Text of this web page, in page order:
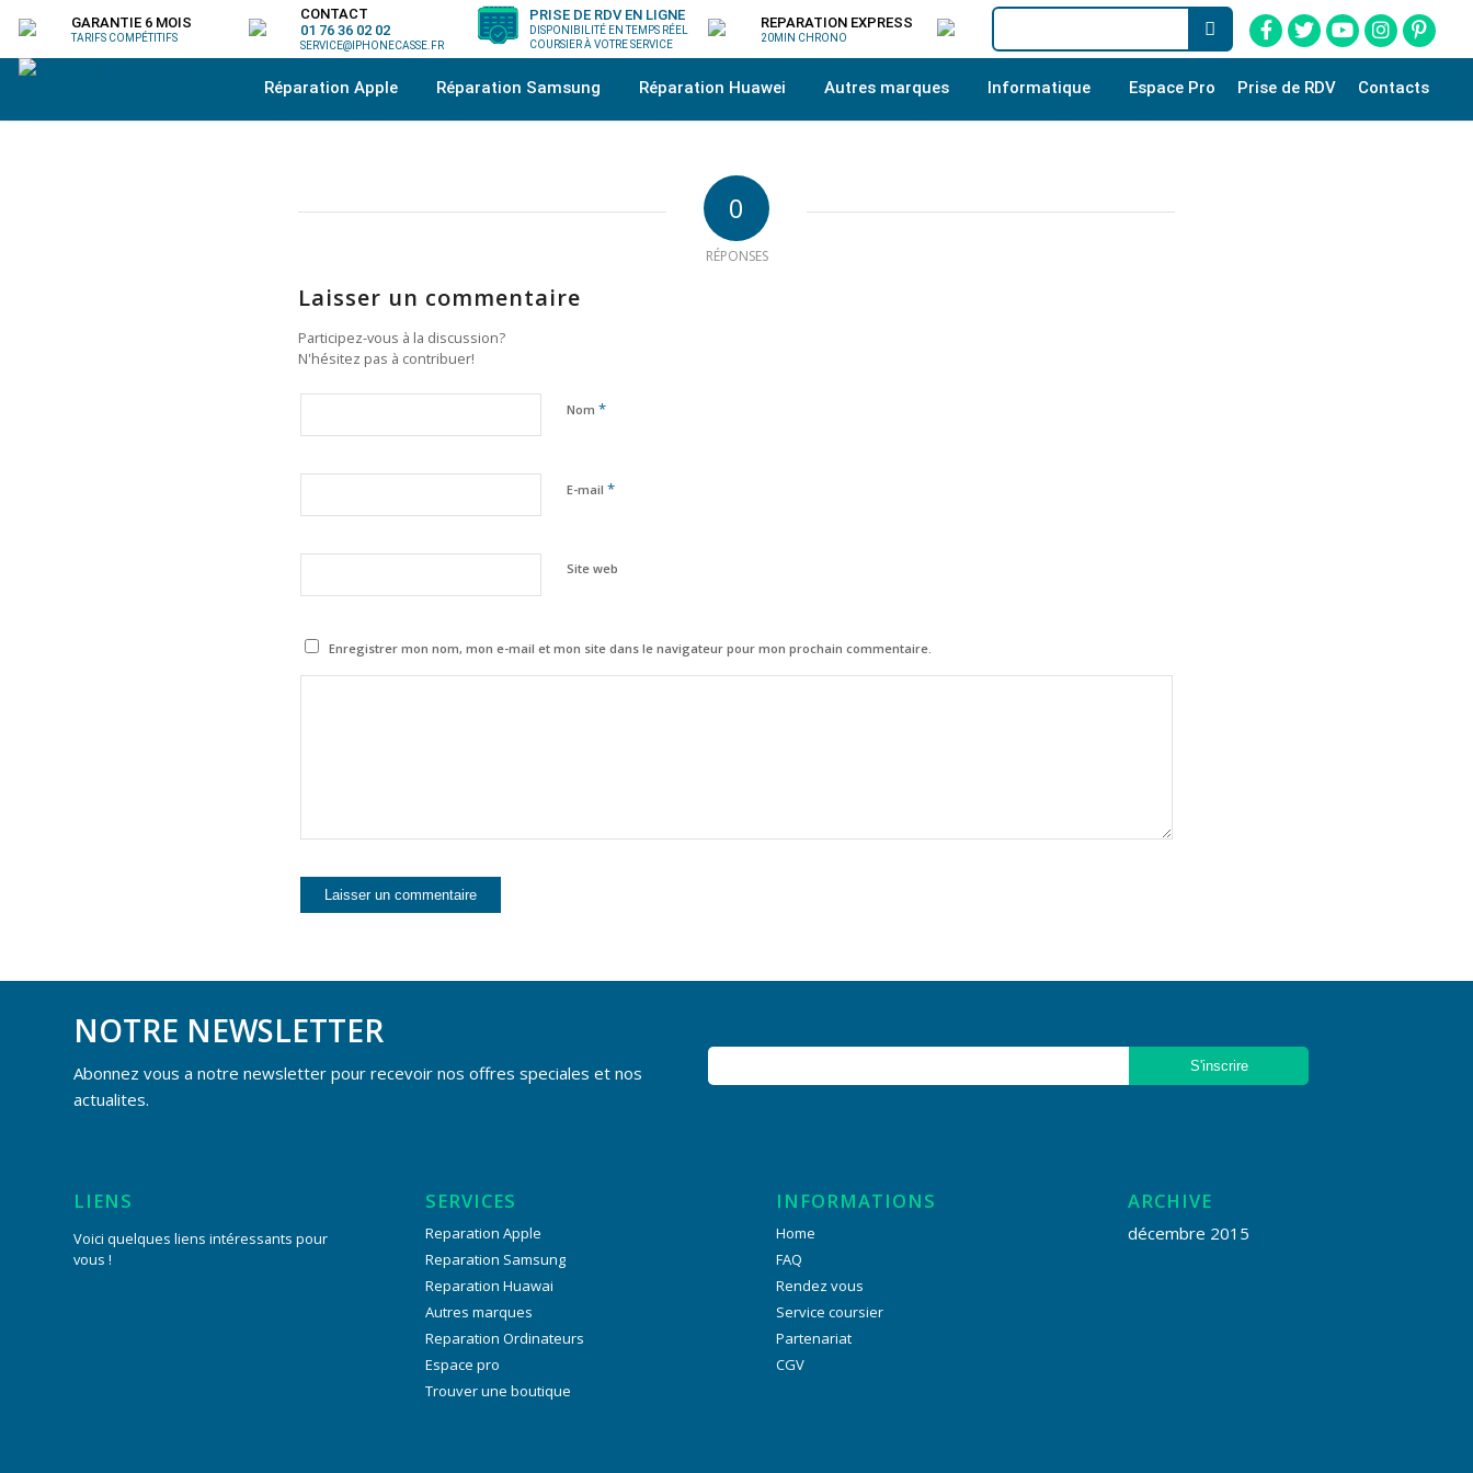
GARANTIE 6 MOIS
TARIFS COMPÉTITIFS
CONTACT
01 76 36 02 02
SERVICE@IPHONECASSE.FR
PRISE DE RDV EN LIGNE
DISPONIBILITÉ EN TEMPS RÉEL
COURSIER À VOTRE SERVICE
REPARATION EXPRESS
20MIN CHRONO
Réparation Apple Réparation Samsung Réparation Huawei Autres marques Informatique Espace Pro Prise de RDV Contacts
0
RÉPONSES
Laisser un commentaire
Participez-vous à la discussion?
N'hésitez pas à contribuer!
Nom *
E-mail *
Site web
Enregistrer mon nom, mon e-mail et mon site dans le navigateur pour mon prochain commentaire.
NOTRE NEWSLETTER
Abonnez vous a notre newsletter pour recevoir nos offres speciales et nos
actualites.
LIENS
Voici quelques liens intéressants pour
vous !
SERVICES
Reparation Apple
Reparation Samsung
Reparation Huawai
Autres marques
Reparation Ordinateurs
Espace pro
Trouver une boutique
INFORMATIONS
Home
FAQ
Rendez vous
Service coursier
Partenariat
CGV
ARCHIVE
décembre 2015